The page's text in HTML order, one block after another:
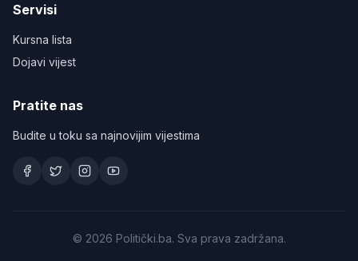
Servisi
Kursna lista
Dojavi vijest
Pratite nas
Budite u toku sa najnovijim vijestima
© 2026 Politički.ba. Sva prava zadržana.